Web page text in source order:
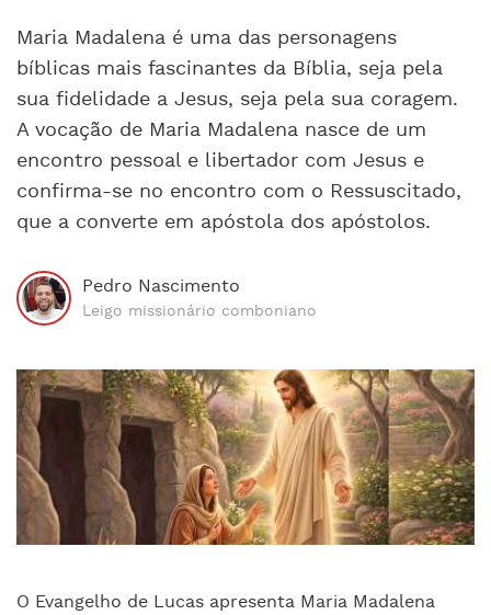
Maria Madalena é uma das personagens
bíblicas mais fascinantes da Bíblia, seja pela
sua fidelidade a Jesus, seja pela sua coragem.
A vocação de Maria Madalena nasce de um
encontro pessoal e libertador com Jesus e
confirma-se no encontro com o Ressuscitado,
que a converte em apóstola dos apóstolos.
Pedro Nascimento
Leigo missionário comboniano
O Evangelho de Lucas apresenta Maria Madalena